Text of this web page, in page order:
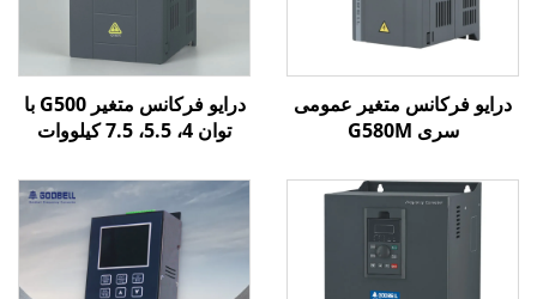
درایو فرکانس متغیر عمومی
سری G580M
درایو فرکانس متغیر G500 با
توان 4، 5.5، 7.5 کیلووات